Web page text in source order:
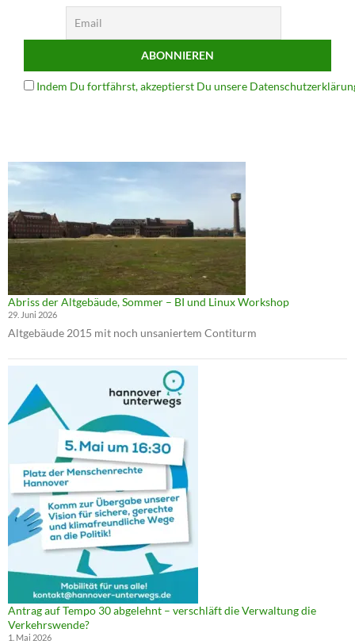
Indem Du fortfährst, akzeptierst Du unsere
Abriss der Altgebäude, Sommer – BI und Linux Workshop
29. Juni 2026
Altgebäude 2015 mit noch unsaniertem Contiturm
Antrag auf Tempo 30 abgelehnt – verschläft die Verwaltung die
Verkehrswende?
1. Mai 2026